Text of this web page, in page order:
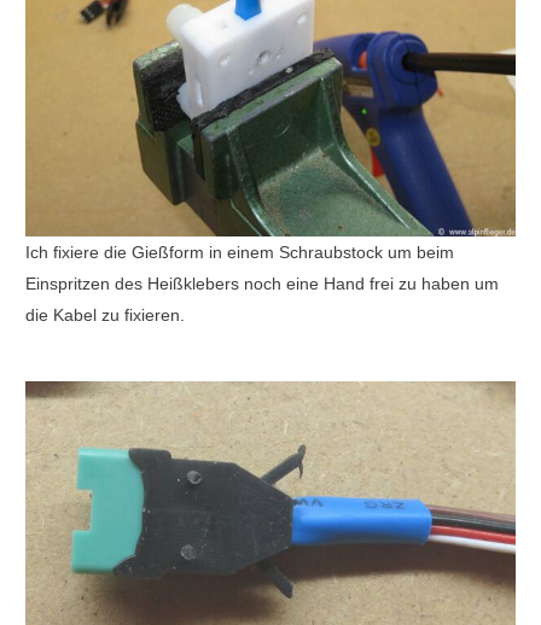
Ich fixiere die Gießform in einem Schraubstock um beim
Einspritzen des Heißklebers noch eine Hand frei zu haben um
die Kabel zu fixieren.